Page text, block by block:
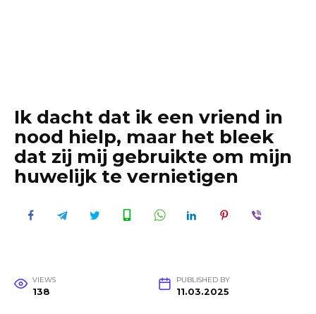
Ik dacht dat ik een vriend in
nood hielp, maar het bleek
dat zij mij gebruikte om mijn
huwelijk te vernietigen
VIEWS
138
PUBLISHED BY
11.03.2025